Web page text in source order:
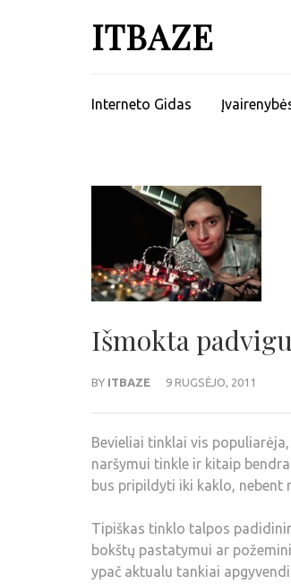
ITBAZE
Interneto Gidas
Išmokta
BY ITBAZE 9 RUGSĖJO, 2011
Bevieliai tinklai vis
naršymui tinkle ir kitaip
bus pripildyti iki kaklo,
Tipiškas tinklo talpos
bokštų pastatymui ar
ypač aktualu tankiai